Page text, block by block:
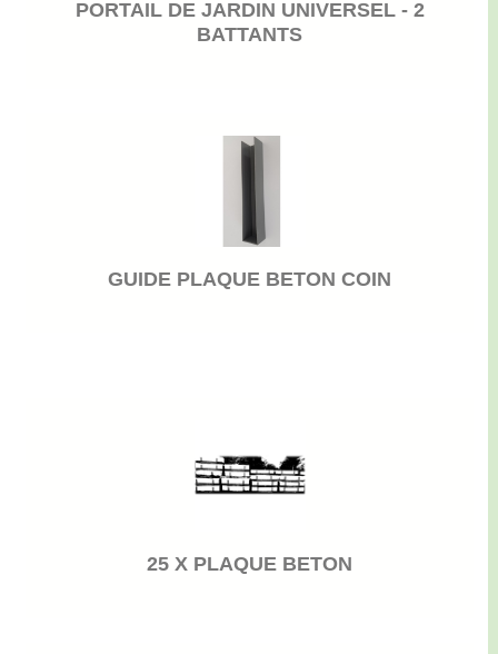
PORTAIL DE JARDIN UNIVERSEL - 2
BATTANTS
GUIDE PLAQUE BETON COIN
25 X PLAQUE BETON